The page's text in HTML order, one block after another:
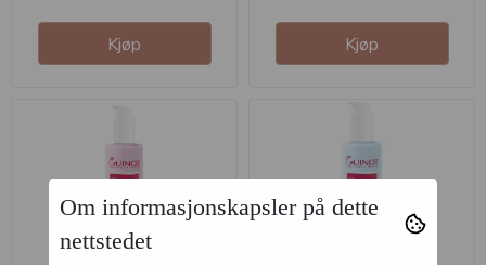
Kjøp Kjøp
Om informasjonskapsler på dette
nettstedet